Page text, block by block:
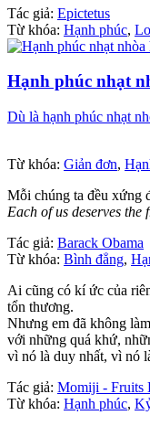
Tác giả: Epictetus
Từ khóa: Hạnh phúc,
Hạnh phúc nhạt
Dù là hạnh phúc nhạt
Từ khóa: Giản đơn,
Mỗi chúng ta đều xứng
Each of us deserves
Tác giả: Barack Obama
Từ khóa: Bình đẳng,
Ai cũng có kí ức của
tổn thương.
Nhưng em đã không
với những quá khứ,
vì nó là duy nhất, vì nó
Tác giả: Momiji - Fruits
Từ khóa: Hạnh phúc,